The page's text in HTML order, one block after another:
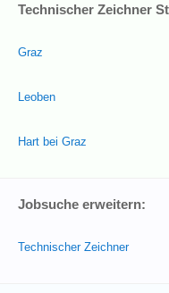
Technischer Zeichner
Graz
Leoben
Hart bei Graz
Jobsuche erweitern:
Technischer Zeichner